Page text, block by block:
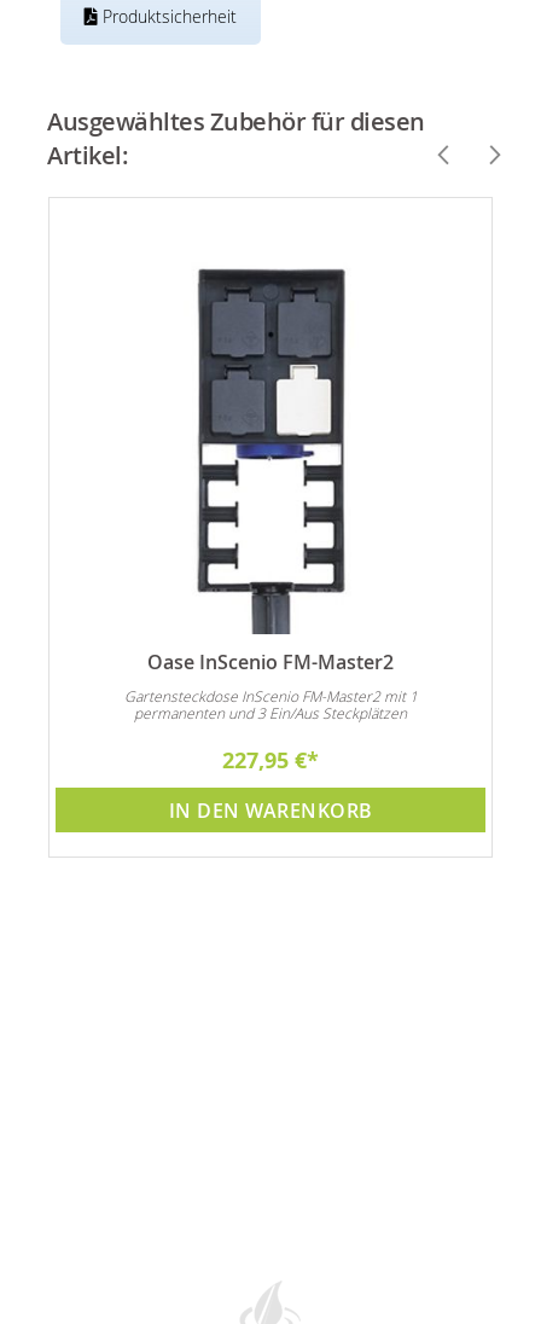
Produktsicherheit
Ausgewähltes Zubehör für diesen
Artikel:
Oase InScenio FM-Master2
Gartensteckdose InScenio FM-Master2 mit 1
permanenten und 3 Ein/Aus Steckplätzen
227,95 €
IN DEN WARENKORB